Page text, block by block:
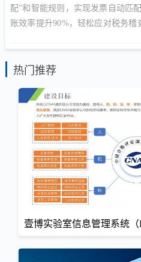
配”和智能规则，实现发票自动匹
账效率提升90%，轻松应对税务稽
热门推荐
壹博实验室信息管理系统